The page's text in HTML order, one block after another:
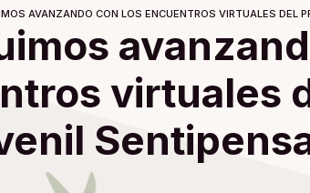
AVANZANDO CON LOS ENCUENTROS VIRTUALES DEL
virtuales